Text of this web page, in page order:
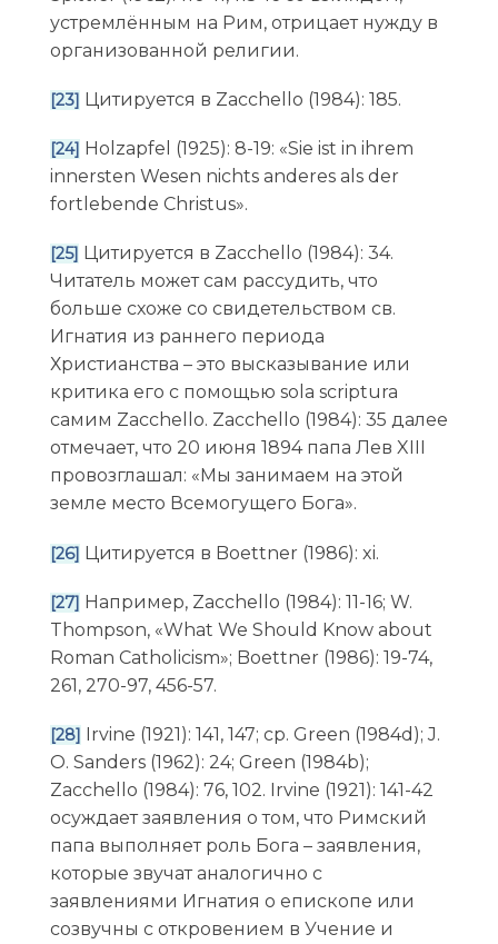
устремлённым на Рим, отрицает нужду в
организованной религии.
[23] Цитируется в Zacchello (1984): 185.
[24] Holzapfel (1925): 8-19: «Sie ist in ihrem
innersten Wesen nichts anderes als der
fortlebende Christus».
[25] Цитируется в Zacchello (1984): 34.
Читатель может сам рассудить, что
больше схоже со свидетельством св.
Игнатия из раннего периода
Христианства – это высказывание или
критика его с помощью sola scriptura
самим Zacchello. Zacchello (1984): 35 далее
отмечает, что 20 июня 1894 папа Лев XIII
провозглашал: «Мы занимаем на этой
земле место Всемогущего Бога».
[26] Цитируется в Boettner (1986): xi.
[27] Например, Zacchello (1984): 11-16; W.
Thompson, «What We Should Know about
Roman Catholicism»; Boettner (1986): 19-74,
261, 270-97, 456-57.
[28] Irvine (1921): 141, 147; ср. Green (1984d); J.
O. Sanders (1962): 24; Green (1984b);
Zacchello (1984): 76, 102. Irvine (1921): 141-42
осуждает заявления о том, что Римский
папа выполняет роль Бога – заявления,
которые звучат аналогично с
заявлениями Игнатия о епископе или
созвучны с откровением в Учение и